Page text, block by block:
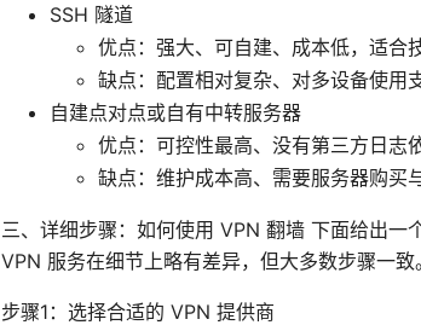
SSH 隧道
优点：强大、可自建、成本低，适合
缺点：配置相对复杂、对多设备使用
自建点对点或自有中转服务器
优点：可控性最高、没有第三方日志依
缺点：维护成本高、需要服务器购买
三、详细步骤：如何使用 VPN 翻墙 下面给出一
VPN 服务在细节上略有差异，但大多数步骤一致。
步骤1：选择合适的 VPN 提供商